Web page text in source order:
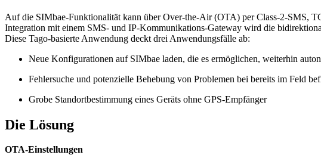
Auf die SIMbae-Funktionalität kann über Over-the-Air (OTA) per Class-2-SMS,
Integration mit einem SMS- und IP-Kommunikations-Gateway wird die
Diese Tago-basierte Anwendung deckt drei Anwendungsfälle ab:
Neue Konfigurationen auf SIMbae laden, die es ermöglichen, weiterhin
Fehlersuche und potenzielle Behebung von Problemen bei bereits im Feld
Grobe Standortbestimmung eines Geräts ohne GPS-Empfänger
Die Lösung
OTA-Einstellungen